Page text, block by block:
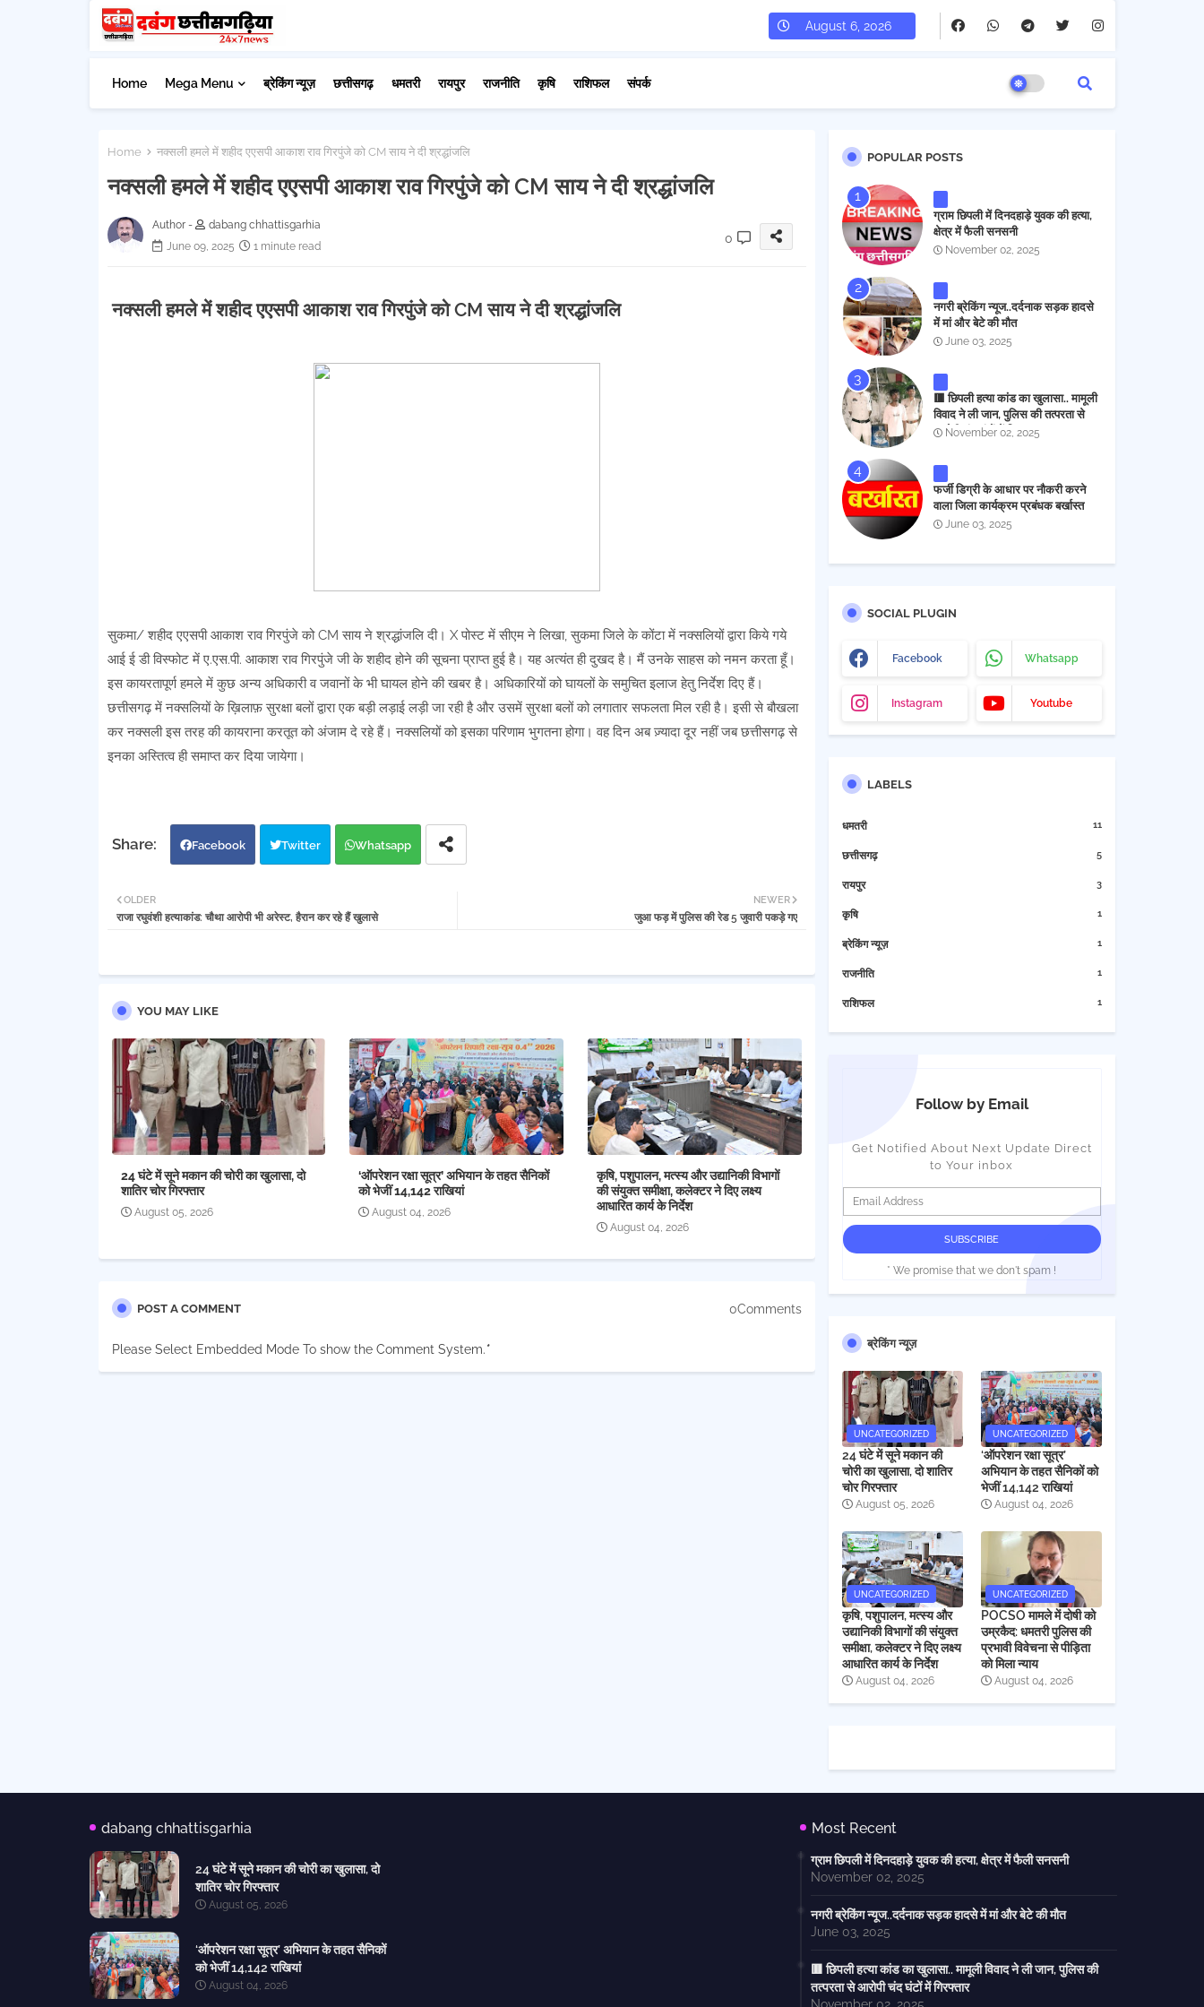
August 6, 2026
Home Mega Menu ब्रेकिंग न्यूज़ छत्तीसगढ़ धमतरी रायपुर राजनीति कृषि राशिफल संपर्क
Home नक्सली हमले में शहीद एएसपी आकाश राव गिरपुंजे को CM साय ने दी श्रद्धांजलि
नक्सली हमले में शहीद एएसपी आकाश राव गिरपुंजे को CM साय ने दी श्रद्धांजलि
Author -
dabang chhattisgarhia
June 09, 2025
1 minute read
0
नक्सली हमले में शहीद एएसपी आकाश राव गिरपुंजे को CM साय ने दी श्रद्धांजलि
सुकमा/ शहीद एएसपी आकाश राव गिरपुंजे को CM साय ने श्रद्धांजलि दी। X पोस्ट में सीएम ने लिखा, सुकमा जिले के कोंटा में नक्सलियों द्वारा किये गये
आई ई डी विस्फोट में ए.एस.पी. आकाश राव गिरपुंजे जी के शहीद होने की सूचना प्राप्त हुई है। यह अत्यंत ही दुखद है। मैं उनके साहस को नमन करता हूँ।
इस कायरतापूर्ण हमले में कुछ अन्य अधिकारी व जवानों के भी घायल होने की खबर है। अधिकारियों को घायलों के समुचित इलाज हेतु निर्देश दिए हैं।
छत्तीसगढ़ में नक्सलियों के ख़िलाफ़ सुरक्षा बलों द्वारा एक बड़ी लड़ाई लड़ी जा रही है और उसमें सुरक्षा बलों को लगातार सफलता मिल रही है। इसी से बौखला
कर नक्सली इस तरह की कायराना करतूत को अंजाम दे रहे हैं। नक्सलियों को इसका परिणाम भुगतना होगा। वह दिन अब ज़्यादा दूर नहीं जब छत्तीसगढ़ से
इनका अस्तित्व ही समाप्त कर दिया जायेगा।
Facebook Twitter Whatsapp
NEWER
जुआ फड़ में पुलिस की रेड 5 जुवारी पकड़े गए
OLDER
राजा रघुवंशी हत्याकांड: चौथा आरोपी भी अरेस्ट, हैरान कर रहे हैं खुलासे
YOU MAY LIKE
24 घंटे में सूने मकान की चोरी का खुलासा, दो
शातिर चोर गिरफ्तार
August 05, 2026
‘ऑपरेशन रक्षा सूत्र’ अभियान के तहत सैनिकों
को भेजीं 14,142 राखियां
August 04, 2026
कृषि, पशुपालन, मत्स्य और उद्यानिकी विभागों
की संयुक्त समीक्षा, कलेक्टर ने दिए लक्ष्य
आधारित कार्य के निर्देश
August 04, 2026
POST A COMMENT 0Comments
Please Select Embedded Mode To show the Comment System.*
POPULAR POSTS
ग्राम छिपली में दिनदहाड़े युवक की हत्या,
क्षेत्र में फैली सनसनी
November 02, 2025
नगरी ब्रेकिंग न्यूज..दर्दनाक सड़क हादसे
में मां और बेटे की मौत
June 03, 2025
🟥 छिपली हत्या कांड का खुलासा.. मामूली
विवाद ने ली जान, पुलिस की तत्परता से
आरोपी चंद घंटों में गिरफ्तार
November 02, 2025
फर्जी डिग्री के आधार पर नौकरी करने
वाला जिला कार्यक्रम प्रबंधक बर्खास्त
June 03, 2025
SOCIAL PLUGIN
Facebook Whatsapp
Instagram Youtube
LABELS
धमतरी 11
छत्तीसगढ़ 5
रायपुर 3
कृषि 1
ब्रेकिंग न्यूज़ 1
राजनीति 1
राशिफल 1
Follow by Email
Get Notified About Next Update Direct
to Your inbox
* We promise that we don't spam !
ब्रेकिंग न्यूज़
UNCATEGORIZED
24 घंटे में सूने मकान की
चोरी का खुलासा, दो शातिर
चोर गिरफ्तार
August 05, 2026
UNCATEGORIZED
‘ऑपरेशन रक्षा सूत्र’
अभियान के तहत सैनिकों को
भेजीं 14,142 राखियां
August 04, 2026
UNCATEGORIZED
कृषि, पशुपालन, मत्स्य और
उद्यानिकी विभागों की संयुक्त
समीक्षा, कलेक्टर ने दिए लक्ष्य
आधारित कार्य के निर्देश
August 04, 2026
UNCATEGORIZED
POCSO मामले में दोषी को
उम्रकैद: धमतरी पुलिस की
प्रभावी विवेचना से पीड़िता
को मिला न्याय
August 04, 2026
dabang chhattisgarhia
24 घंटे में सूने मकान की चोरी का खुलासा, दो
शातिर चोर गिरफ्तार
August 05, 2026
‘ऑपरेशन रक्षा सूत्र’ अभियान के तहत सैनिकों
को भेजीं 14,142 राखियां
August 04, 2026
Most Recent
ग्राम छिपली में दिनदहाड़े युवक की हत्या, क्षेत्र में फैली सनसनी
November 02, 2025
नगरी ब्रेकिंग न्यूज..दर्दनाक सड़क हादसे में मां और बेटे की मौत
June 03, 2025
🟥 छिपली हत्या कांड का खुलासा.. मामूली विवाद ने ली जान, पुलिस की
तत्परता से आरोपी चंद घंटों में गिरफ्तार